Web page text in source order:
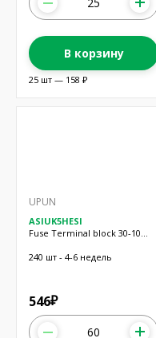
В корзину
25 шт — 158 ₽
UPUN
ASIUK5HESI
Fuse Terminal block 30-10
240 шт - 4-6 недель
546₽